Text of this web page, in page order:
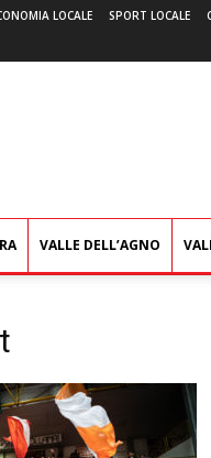
LOCALE SPORT LOCALE
VALLE DELL’AGNO